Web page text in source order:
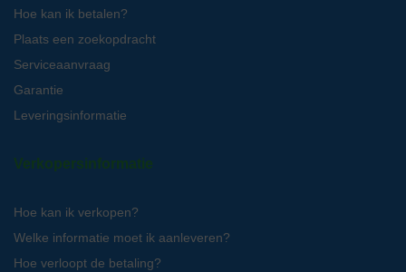
Hoe kan ik betalen?
Plaats een zoekopdracht
Serviceaanvraag
Garantie
Leveringsinformatie
Verkopersinformatie
Hoe kan ik verkopen?
Welke informatie moet ik aanleveren?
Hoe verloopt de betaling?